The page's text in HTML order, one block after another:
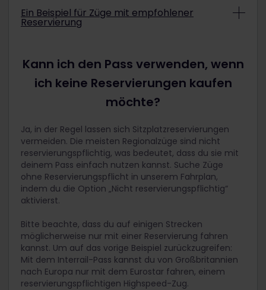
London nach Paris im Eurostar 9014
Die gute Nachricht: Diese Verbindung ist in
Kurzentschlossene verfügbar bleibt und der Zug
von Interrail-Pässen eine Reservierungspflicht.
Außerdem gibt es für Interrail-Reisende nur eine
erschwingliche Fahrkarten kaufen können.
Damit Interrail-Reisende faire Chancen haben,
einen Sitzplatz zu reservieren, ermöglicht Eurostar
Sitzplatzreservierungen bis zu sechs Monate vor
dem Reisedatum. Wir empfehlen dringend, diese
Reservierungen so bald wie möglich
reisen möchtest.
Ein Beispiel für Züge mit empfohlener
Reservierung
buchen, damit du garantiert einen Sitzplatz hast
und sich die Zugfahrt angenehm gestaltet. Dies
kann sich als hilfreich erweisen in Zügen, die
normalerweise stark frequentiert sind, etwa bei
Stuttgart nach Zürich mit der Deutschen
Bahn IC 485
Diese Verbindung ist in deinem Interrail-Pass
inklusive, was bedeutet, dass du einfach
einsteigen und zwischen beiden Hauptstädten
reisen kannst. Da es sich aber um eine
Auslastung des Zuges zu rechnen. Deshalb
empfehlen wir, im Voraus einen Sitzplatz zu
reservieren, wenn du diesen Zug nehmen
möchtest. Die Deutsche Bahn empfiehlt eine
zusätzliche Reservierung sogar für eine Einzelfahrt
ohne Pass.
Kann ich den Pass verwenden, wenn
ich keine Reservierungen kaufen
möchte?
Ja, in der Regel lassen sich Sitzplatzreservierungen
vermeiden. Die meisten Regionalzüge sind nicht
reservierungspflichtig, was bedeutet, dass du sie mit
deinem Pass einfach nutzen kannst. Suche Züge
ohne Reservierungspflicht in unserem Fahrplan,
indem du die Option „Nicht reservierungspflichtig“
aktivierst.
Bitte beachte, dass du auf einigen Strecken
möglicherweise nur mit einer Reservierung fahren
kannst. Um auf das vorige Beispiel zurückzugreifen:
Mit dem Interrail-Pass kannst du von Großbritannien
nach Europa nur mit dem Eurostar fahren, einem
reservierungspflichtigen Highspeed-Zug.